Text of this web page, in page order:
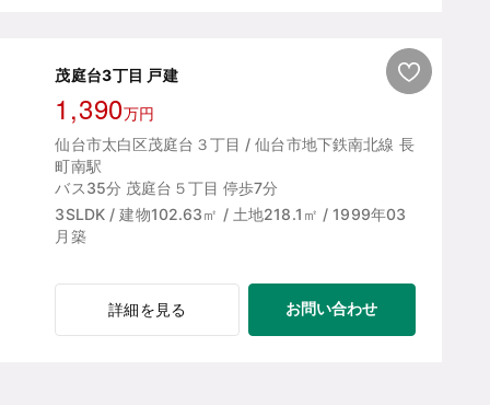
茂庭台3丁目 戸建
1,390万円
仙台市太白区茂庭台３丁目 / 仙台市地下鉄南北線 長
町南駅
バス35分 茂庭台５丁目 停歩7分
3SLDK / 建物102.63㎡ / 土地218.1㎡ / 1999年03
月築
詳細を見る お問い合わせ